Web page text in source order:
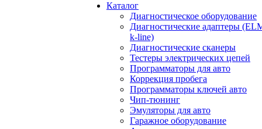
Каталог
Диагностическое оборудование
Диагностические адаптеры
k-line)
Диагностические сканеры
Тестеры электрических цепей
Программаторы для авто
Коррекция пробега
Программаторы ключей авто
Чип-тюнинг
Эмуляторы для авто
Гаражное оборудование